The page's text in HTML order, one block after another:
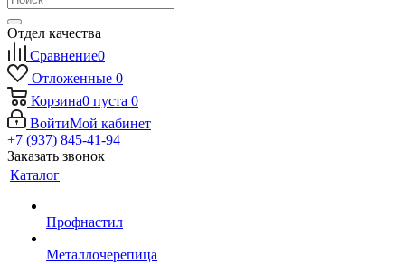
Отдел качества
Сравнение0
Отложенные 0
Корзина0 пуста 0
ВойтиМой кабинет
+7 (937) 845-41-94
Заказать звонок
Каталог
Профнастил
Металлочерепица